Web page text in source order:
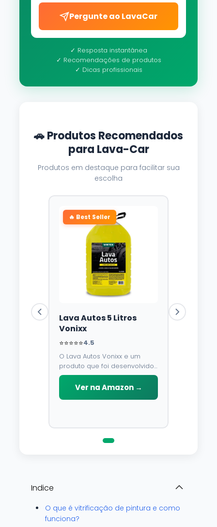
Pergunte ao LavaCar
✓ Resposta instantânea
✓ Recomendações de produtos
✓ Dicas profissionais
🚗 Produtos Recomendados
para Lava-Car
Produtos em destaque para facilitar sua
escolha
🔥 Best Seller
Lava Autos 5 Litros
Vonixx
⭐⭐⭐⭐⭐4.5
O Lava Autos Vonixx e um
produto que foi desenvolvido
para limpar, proteger e
conservar a lataria do veiculo.
Por possuir pH neutro, pode
Ver na Amazon →
Indice
O que é vitrificação de pintura e como
funciona?